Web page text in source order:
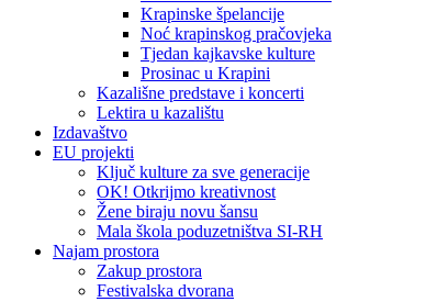
Krapinske špelancije
Noć krapinskog pračovjeka
Tjedan kajkavske kulture
Prosinac u Krapini
Kazališne predstave i koncerti
Lektira u kazalištu
Izdavaštvo
EU projekti
Ključ kulture za sve generacije
OK! Otkrijmo kreativnost
Žene biraju novu šansu
Mala škola poduzetništva SI-RH
Najam prostora
Zakup prostora
Festivalska dvorana